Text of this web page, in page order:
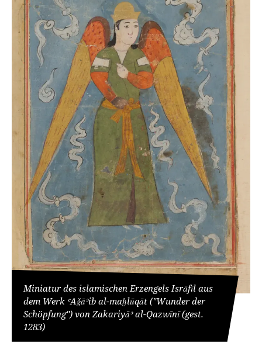
Miniatur des islamischen Erzengels Isrāfīl aus
dem Werk ʿAǧāʾib al-maḫlūqāt ("Wunder der
Schöpfung") von Zakariyāʾ al-Qazwīnī (gest.
1283)